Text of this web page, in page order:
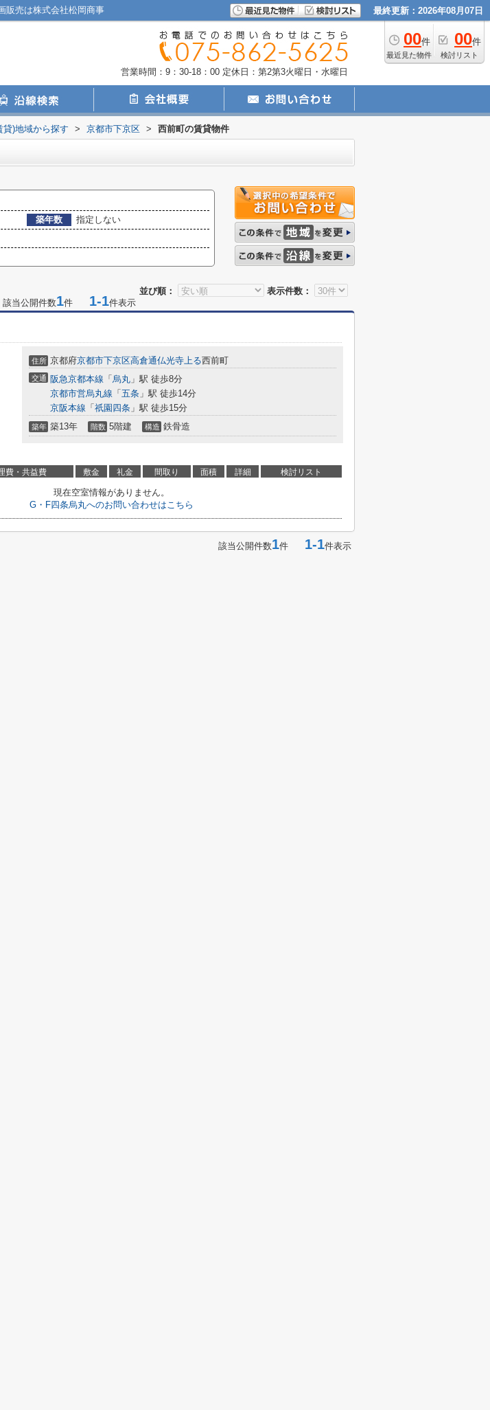
販売は株式会社松岡商事 最終更新：2026年08月07日
00件
最近見た物件
00件
検討リスト
営業時間：9：30-18：00 定休日：第2第3火曜日・水曜日
貸)地域から探す > 京都市下京区 > 西前町の賃貸物件
築年数
指定しない
並び順： 表示件数：
該当公開件数1件 1-1件表示
住所 京都府京都市下京区高倉通仏光寺上る西前町
交通 阪急京都本線 「 烏丸 」駅 徒歩8分
京都市営烏丸線 「 五条 」駅 徒歩14分
京阪本線 「 祇園四条 」駅 徒歩15分
築年 築13年 階数 5階建 構造 鉄骨造
費・共益費 敷金 礼金 間取り 面積 詳細 検討リスト
現在空室情報がありません。
G・F四条烏丸へのお問い合わせはこちら
該当公開件数1件 1-1件表示